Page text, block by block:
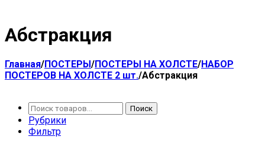
Абстракция
Главная/ПОСТЕРЫ /ПОСТЕРЫ НА ХОЛСТЕ/НАБОР
ПОСТЕРОВ НА ХОЛСТЕ 2 шт./Абстракция
Поиск Поиск
Рубрики
Фильтр